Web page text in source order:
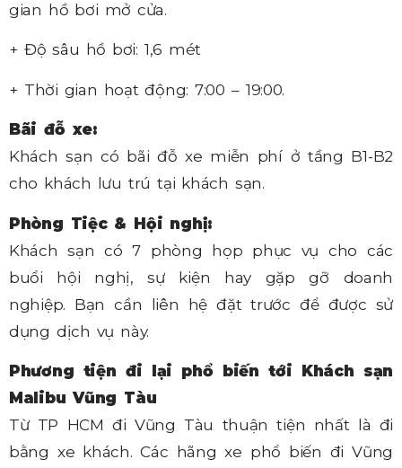
gian hồ bơi mở cửa.
+ Độ sâu hồ bơi: 1,6 mét
+ Thời gian hoạt động: 7:00 – 19:00.
Bãi đỗ xe:
Khách sạn có bãi đỗ xe miễn phí ở tầng B1-B2
cho khách lưu trú tại khách sạn.
Phòng Tiệc & Hội nghị:
Khách sạn có 7 phòng họp phục vụ cho các
buổi hội nghị, sự kiện hay gặp gỡ doanh
nghiệp. Bạn cần liên hệ đặt trước để được sử
dụng dịch vụ này.
Phương tiện đi lại phổ biến tới Khách sạn
Malibu Vũng Tàu
Từ TP HCM đi Vũng Tàu thuận tiện nhất là đi
bằng xe khách. Các hãng xe phổ biến đi Vũng